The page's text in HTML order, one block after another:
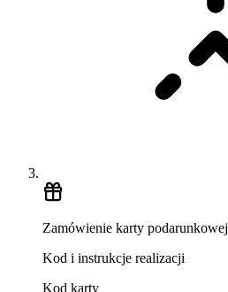
Zamówienie karty podarunkowej
Kod i instrukcje realizacji
Kod karty